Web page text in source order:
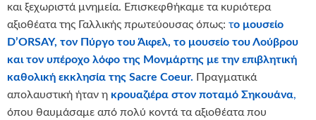
και ξεχωριστά μνημεία. Επισκεφθήκαμε τα κυριότερα
αξιοθέατα της Γαλλικής πρωτεύουσας όπως: το μουσείο
D’ORSAY, τον Πύργο του Άιφελ, το μουσείο του Λούβρου
και τον υπέροχο λόφο της Μονμάρτης με την επιβλητική
καθολική εκκλησία της Sacre Coeur. Πραγματικά
απολαυστική ήταν η κρουαζιέρα στον ποταμό Σηκουάνα,
όπου θαυμάσαμε από πολύ κοντά τα αξιοθέατα που